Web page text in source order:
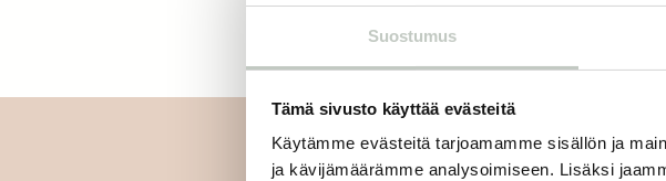
Suostumus
Tämä sivusto käyttää evästeitä
Käytämme evästeitä tarjoamamme sisällön ja
ja kävijämäärämme analysoimiseen. Lisäksi